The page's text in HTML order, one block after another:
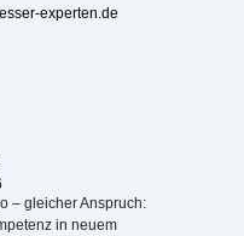
experten.de
– gleicher Anspruch:
in neuem